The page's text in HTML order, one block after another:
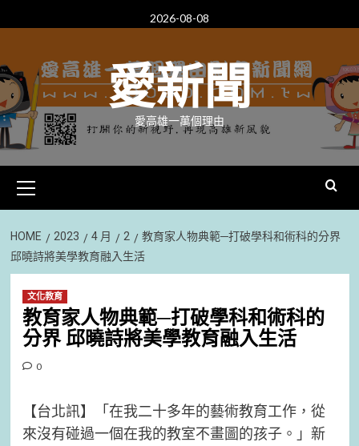
to
2026-08-08
愛新聞
愛高雄一萬個理由
Menu
HOME 2023 4 月 2
教育家人物典範─打破學科和術科的分界
邱曉詩將美學教育融入生活
文化教育
教育家人物典範─打破學科和術科的
分界 邱曉詩將美學教育融入生活
0
【台北訊】「在我二十多年的藝術教育工作，從
來沒有碰過一個在我的教室不畫圖的孩子。」新